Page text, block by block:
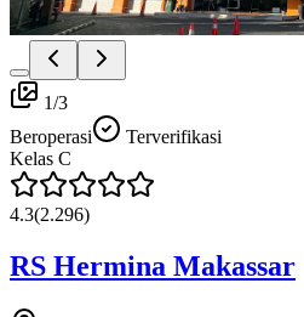
1/3
Beroperasi
Terverifikasi
Kelas C
4.3(2.296)
RS Hermina Makassar